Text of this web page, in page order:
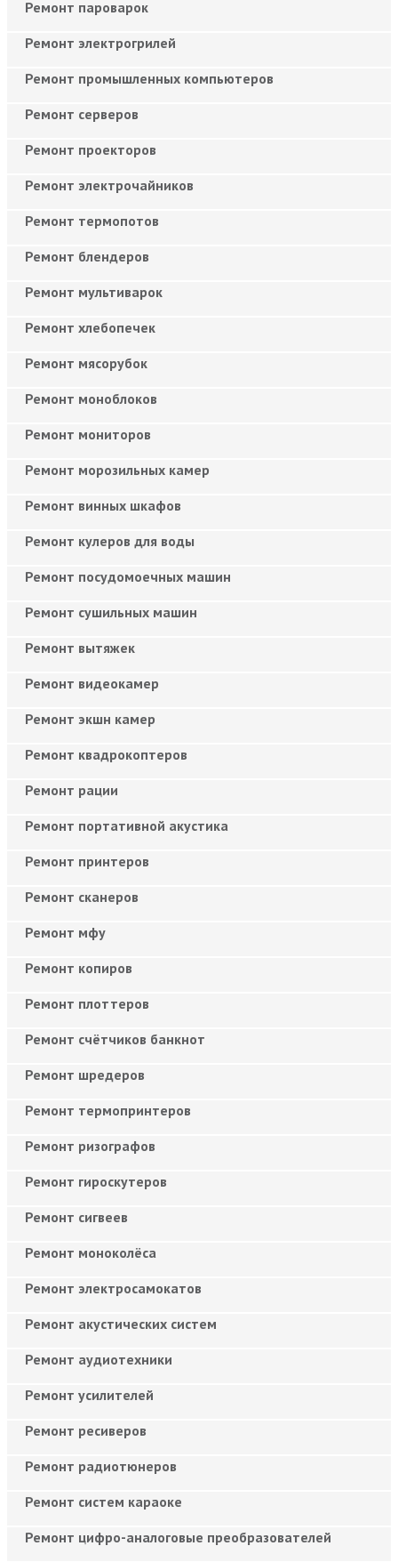
Ремонт пароварок
Ремонт электрогрилей
Ремонт промышленных компьютеров
Ремонт серверов
Ремонт проекторов
Ремонт электрочайников
Ремонт термопотов
Ремонт блендеров
Ремонт мультиварок
Ремонт хлебопечек
Ремонт мясорубок
Ремонт моноблоков
Ремонт мониторов
Ремонт морозильных камер
Ремонт винных шкафов
Ремонт кулеров для воды
Ремонт посудомоечных машин
Ремонт сушильных машин
Ремонт вытяжек
Ремонт видеокамер
Ремонт экшн камер
Ремонт квадрокоптеров
Ремонт рации
Ремонт портативной акустика
Ремонт принтеров
Ремонт сканеров
Ремонт мфу
Ремонт копиров
Ремонт плоттеров
Ремонт счётчиков банкнот
Ремонт шредеров
Ремонт термопринтеров
Ремонт ризографов
Ремонт гироскутеров
Ремонт сигвеев
Ремонт моноколёса
Ремонт электросамокатов
Ремонт акустических систем
Ремонт аудиотехники
Ремонт усилителей
Ремонт ресиверов
Ремонт радиотюнеров
Ремонт систем караоке
Ремонт цифро-аналоговые преобразователей